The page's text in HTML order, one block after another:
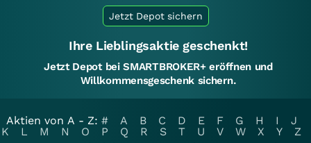
Jetzt Depot sichern
Ihre Lieblingsaktie geschenkt!
Jetzt Depot bei SMARTBROKER+ eröffnen und
Willkommensgeschenk sichern.
Aktien von A - Z: # A B C D E F G H I
J
K
L M N O P Q R S T U V W X Y
Z